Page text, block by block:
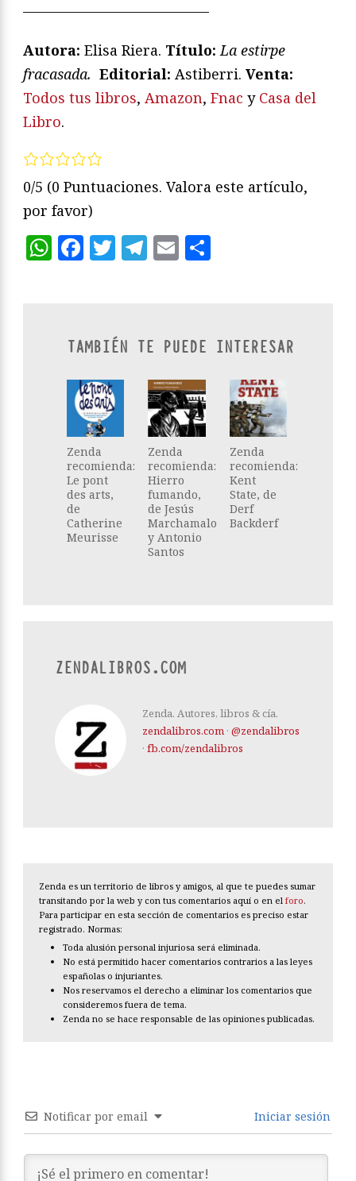
—————————————
Autora: Elisa Riera. Título: La estirpe
fracasada. Editorial: Astiberri. Venta:
Todos tus libros, Amazon, Fnac y Casa del
Libro.
0/5 (0 Puntuaciones. Valora este artículo,
por favor)
WhatsApp
Facebook
Twitter
Telegram
Email
TAMBIÉN TE PUEDE INTERESAR
Zenda
recomienda:
Le pont
des arts,
de
Catherine
Meurisse
Zenda
recomienda:
Hierro
fumando,
de Jesús
Marchamalo
y Antonio
Santos
Zenda
recomienda:
Kent
State, de
Derf
Backderf
ZENDALIBROS.COM
Zenda. Autores, libros & cía.
zendalibros.com · @zendalibros
· fb.com/zendalibros
Zenda es un territorio de libros y amigos, al que te puedes sumar
transitando por la web y con tus comentarios aquí o en el foro.
Para participar en esta sección de comentarios es preciso estar
registrado. Normas:
Toda alusión personal injuriosa será eliminada.
No está permitido hacer comentarios contrarios a las leyes
españolas o injuriantes.
Nos reservamos el derecho a eliminar los comentarios que
consideremos fuera de tema.
Zenda no se hace responsable de las opiniones publicadas.
Notificar por email Iniciar sesión